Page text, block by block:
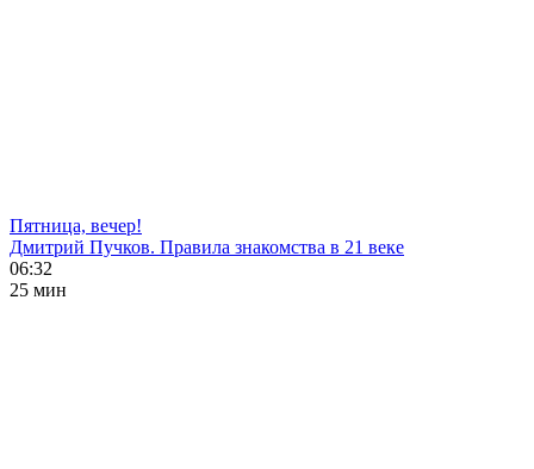
Пятница, вечер!
Дмитрий Пучков. Правила знакомства в 21 веке
06:32
25 мин